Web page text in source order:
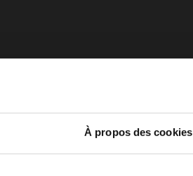
À propos des cookies